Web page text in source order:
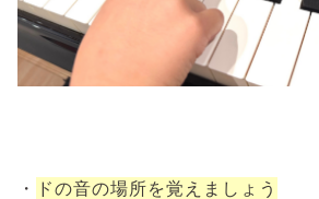
・ ドの音の場所を覚えましょう